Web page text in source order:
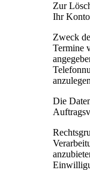
Zur
Ihr
Zweck
Termine
Die